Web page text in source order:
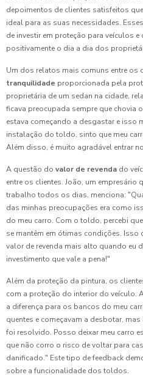
depoimentos de clientes satisfeitos
ideal para as suas necessidades.
de investir em proteção para veículos
positivamente o dia a dia dos
Um dos relatos mais comuns entre os
tranquilidade proporcionada pela
proprietária de um sedan na cidade,
ficava preocupada sempre que chovia
estava começando a desgastar e isso
instalação do toldo, sinto que meu
Além disso, é muito agradável entrar
A questão do valor de revenda do
entre os clientes. João, um empresário
trabalho todos os dias, menciona:
das minhas preocupações era como
do meu carro. Com o toldo, percebi
se mantêm em ótimas condições. Isso
valor de revenda mais alto quando eu
investimento que vale a pena!"
Além da proteção da pintura, os
com a proteção do interior do veículo.
a diferença para os bancos do meu
quentes e começavam a desbotar,
foi resolvido. Posso deixar meu carro
que não corro o risco de voltar para
danificado." Este tipo de feedback
sobre a funcionalidade dos toldos.